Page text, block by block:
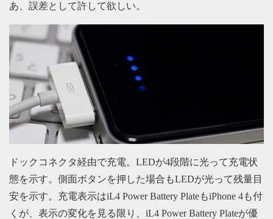
あ、誤差として許して欲しい。
ドックコネクタ経由で充電。LEDが4段階に光って充電状
態を示す。側面ボタンを押した場合もLEDが光って残量目
安を示す。充電表示はiL4 Power Battery PlateもiPhone 4も付
くが、表示の変化を見る限り、iL4 Power Battery Plateが優